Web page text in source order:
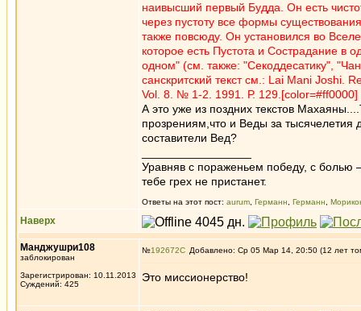
наивысший первый Будда. Он есть
через пустоту все формы
также повсюду. Он установился во
которое есть Пустота и Сострадание в
одном" (см. также: "Секоддесатику",
санскритский текст см.: Lai Mani Joshi.
Vol. 8. № 1-2. 1991. Р. 129.[color=#ff0000]
А это уже из поздних текстов
прозрениям,что и Веды за тысячелетия
составители Вед?
Уравняв с пораженьем победу, с болью
тебе грех не пристанет.
Ответы на этот пост: aurum Германн Германн
Наверх
Манджушри108
заблокирован
Зарегистрирован: 10.11.2013
Суждений: 425
№192672 Добавлено: Ср 05 Мар 14, 20:50 (12 лет
Это миссионерство!